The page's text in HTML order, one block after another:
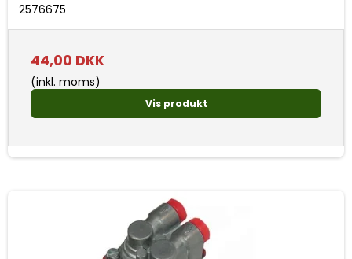
2576675
44,00 DKK
(inkl. moms)
Vis produkt